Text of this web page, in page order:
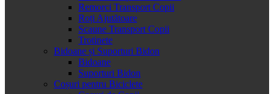
Remorci Transport Copii
Roți Ajutătoare
Scaune Transport Copii
Trotinete
Bidoane și Suporturi Bidon
Bidoane
Suporturi Bidon
Coșuri pentru Biciclete